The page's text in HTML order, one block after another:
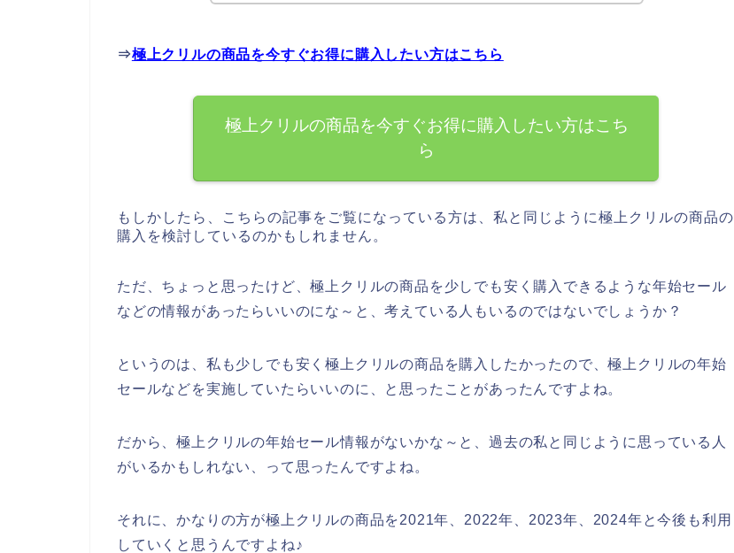
⇒極上クリルの商品を今すぐお得に購入したい方はこちら
極上クリルの商品を今すぐお得に購入したい方はこち
ら
もしかしたら、こちらの記事をご覧になっている方は、私と同じように極上クリルの商品の
購入を検討しているのかもしれません。
ただ、ちょっと思ったけど、極上クリルの商品を少しでも安く購入できるような年始セール
などの情報があったらいいのにな～と、考えている人もいるのではないでしょうか？
というのは、私も少しでも安く極上クリルの商品を購入したかったので、極上クリルの年始
セールなどを実施していたらいいのに、と思ったことがあったんですよね。
だから、極上クリルの年始セール情報がないかな～と、過去の私と同じように思っている人
がいるかもしれない、って思ったんですよね。
それに、かなりの方が極上クリルの商品を2021年、2022年、2023年、2024年と今後も利用
していくと思うんですよね♪